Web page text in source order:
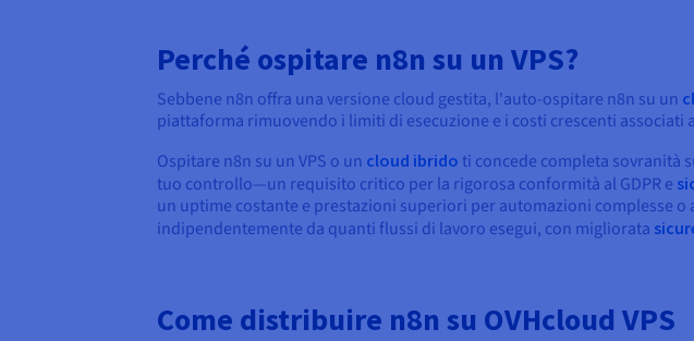
Perché ospitare n8n su un VPS?
Sebbene n8n offra una versione cloud gestita, l'auto-ospitare n8n su un
piattaforma rimuovendo i limiti di esecuzione e i costi crescenti associati
Ospitare n8n su un VPS o un cloud ibrido ti concede completa sovranità
tuo controllo—un requisito critico per la rigorosa conformità al GDPR e
un uptime costante e prestazioni superiori per automazioni complesse
indipendentemente da quanti flussi di lavoro esegui, con migliorata
Come distribuire n8n su OVHcloud VPS